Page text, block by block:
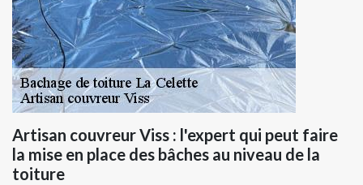
Artisan couvreur Viss : l'expert qui peut faire
la mise en place des bâches au niveau de la
toiture